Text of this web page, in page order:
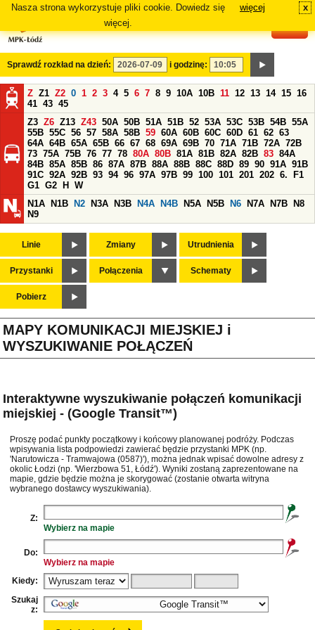
Nasza strona wykorzystuje pliki cookie. Dowiedz się
więcej.
więcej x
Sprawdź rozkład na dzień: i godzinę:
Z Z1 Z2 0 1 2 3 4 5 6 7 8 9 10A 10B 11 12 13 14 15 16
41 43 45
Z3 Z6 Z13 Z43 50A 50B 51A 51B 52 53A 53C 53B 54B 55A
55B 55C 56 57 58A 58B 59 60A 60B 60C 60D 61 62 63
64A 64B 65A 65B 66 67 68 69A 69B 70 71A 71B 72A 72B
73 75A 75B 76 77 78 80A 80B 81A 81B 82A 82B 83 84A
84B 85A 85B 86 87A 87B 88A 88B 88C 88D 89 90 91A 91B
91C 92A 92B 93 94 96 97A 97B 99 100 101 201 202 6.
F1
G1 G2 H
W
N1A
N1B N2 N3A N3B N4A N4B N5A N5B N6 N7A N7B
N8
N9
Linie Zmiany Utrudnienia
Przystanki Połączenia Schematy
Pobierz
MAPY KOMUNIKACJI MIEJSKIEJ i
WYSZUKIWANIE POŁĄCZEŃ
Interaktywne wyszukiwanie połączeń komunikacji
miejskiej - (Google Transit™)
Proszę podać punkty początkowy i końcowy planowanej podróży. Podczas
wpisywania lista podpowiedzi zawierać będzie przystanki MPK (np.
'Narutowicza - Tramwajowa (0587)'), można jednak wpisać dowolne adresy z
okolic Łodzi (np. 'Wierzbowa 51, Łódź'). Wyniki zostaną zaprezentowane na
mapie, gdzie będzie można je skorygować (zostanie otwarta witryna
wybranego dostawcy wyszukiwania).
Z:
Wybierz na mapie
Do:
Wybierz na mapie
Kiedy:
Szukaj
z: